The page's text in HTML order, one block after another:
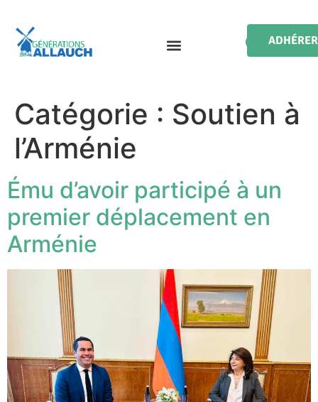
ADHÉRER
Catégorie : Soutien à
l’Arménie
Ému d’avoir participé à un
premier déplacement en
Arménie